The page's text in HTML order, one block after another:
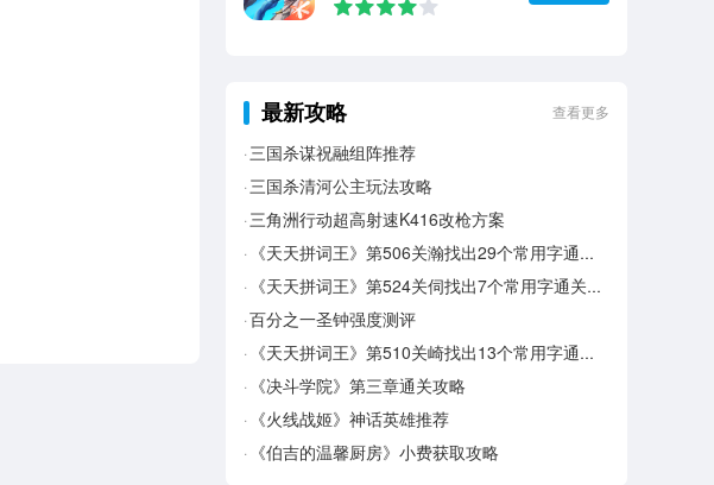
最新攻略 查看更多
三国杀谋祝融组阵推荐
三国杀清河公主玩法攻略
三角洲行动超高射速K416改枪方案
《天天拼词王》第506关瀚找出29个常用字通关攻略
《天天拼词王》第524关伺找出7个常用字通关攻略
百分之一圣钟强度测评
《天天拼词王》第510关崎找出13个常用字通关攻略
《决斗学院》第三章通关攻略
《火线战姬》神话英雄推荐
《伯吉的温馨厨房》小费获取攻略